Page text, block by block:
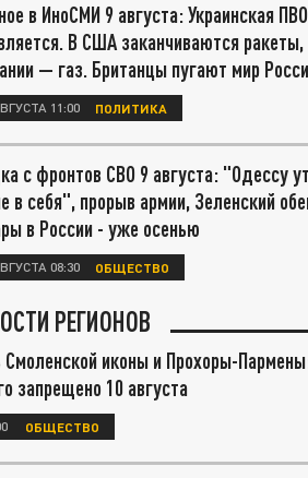
в ИноСМИ 9 августа: Украинская
В США заканчиваются ракеты,
— газ. Британцы пугают мир
11:00 ПОЛИТИКА
с фронтов СВО 9 августа: "Одессу
в себя", прорыв армии, Зеленский
в России - уже осенью
08:30 ОБЩЕСТВО
РЕГИОНОВ
иконы и Прохоры-
запрещено 10 августа
ОБЩЕСТВО